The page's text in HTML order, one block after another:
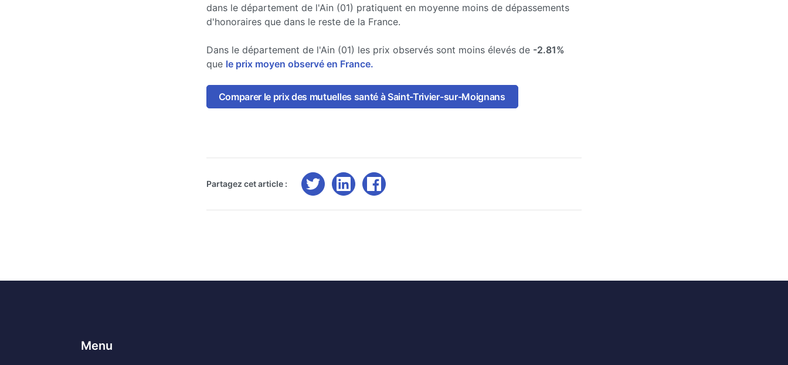
dans le département de l'Ain (01) pratiquent en moyenne moins de dépassements
d'honoraires que dans le reste de la France.
Dans le département de l'Ain (01) les prix observés sont moins élevés de -2.81%
que le prix moyen observé en France.
Comparer le prix des mutuelles santé à Saint-Trivier-sur-Moignans
Partagez cet article :
Menu